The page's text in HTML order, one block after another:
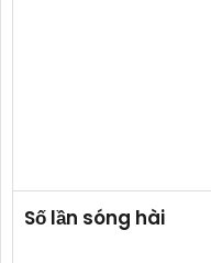
Số lần sóng hài